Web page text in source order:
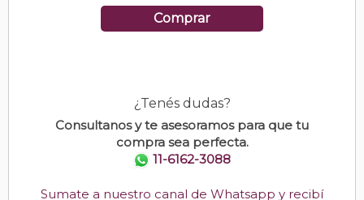
Comprar
¿Tenés dudas?
Consultanos y te asesoramos para que tu
compra sea perfecta.
11-6162-3088
Sumate a nuestro canal de Whatsapp y recibí